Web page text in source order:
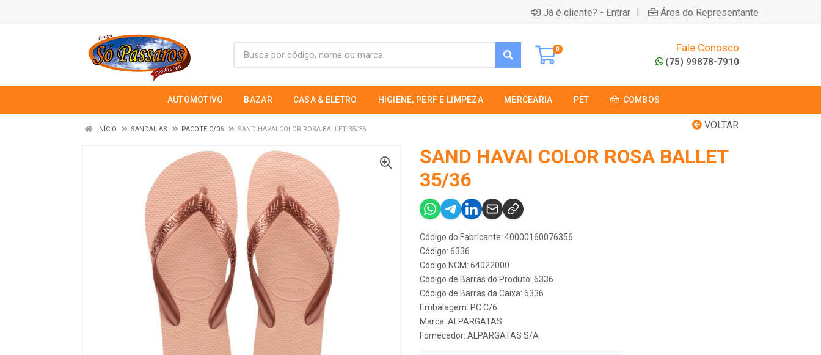
Já é cliente? - Entrar | Área do Representante
0 Fale Conosco
(75) 99878-7910
AUTOMOTIVO BAZAR CASA & ELETRO HIGIENE, PERF E LIMPEZA MERCEARIA PET COMBOS
VOLTAR
INÍCIO SANDALIAS PACOTE C/06 SAND HAVAI COLOR ROSA BALLET 35/36
SAND HAVAI COLOR ROSA BALLET
35/36
Código do Fabricante: 40000160076356
Código: 6336
Código NCM: 64022000
Código de Barras do Produto: 6336
Código de Barras da Caixa: 6336
Embalagem: PC C/6
Marca: ALPARGATAS
Fornecedor: ALPARGATAS S/A